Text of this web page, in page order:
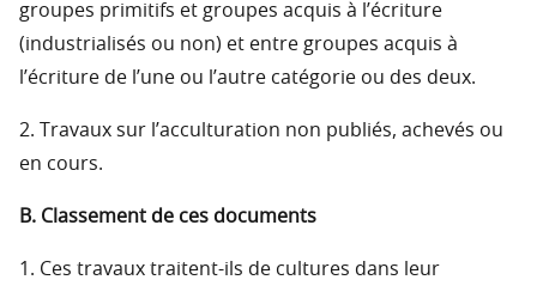
groupes primitifs et groupes acquis à l’écriture
(industrialisés ou non) et entre groupes acquis à
l’écriture de l’une ou l’autre catégorie ou des deux.
2. Travaux sur l’acculturation non publiés, achevés ou
en cours.
B. Classement de ces documents
1. Ces travaux traitent-ils de cultures dans leur